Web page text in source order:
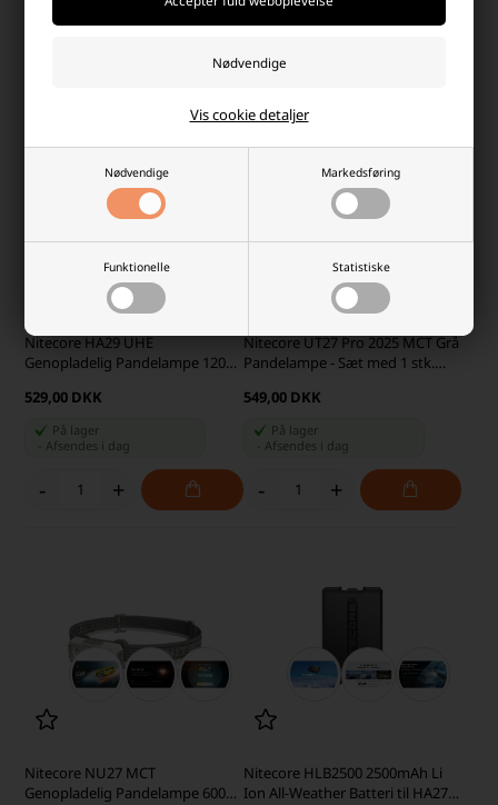
Nødvendige Markedsføring
Funktionelle Statistiske
Vis cookie detaljer
Afsendes
-
Nitecore HA29 UHE
Genopladelig Pandelampe 1200
529,00 DKK
På lager
Afsendes i dag
- +
Nitecore UT27 Pro 2025 MCT Grå
Pandelampe - Sæt med 1 stk.
549,00 DKK
På lager
Afsendes i dag
- +
Nitecore NU27 MCT
Genopladelig Pandelampe 600
Nitecore HLB2500 2500mAh Li
Ion All-Weather Batteri til HA27